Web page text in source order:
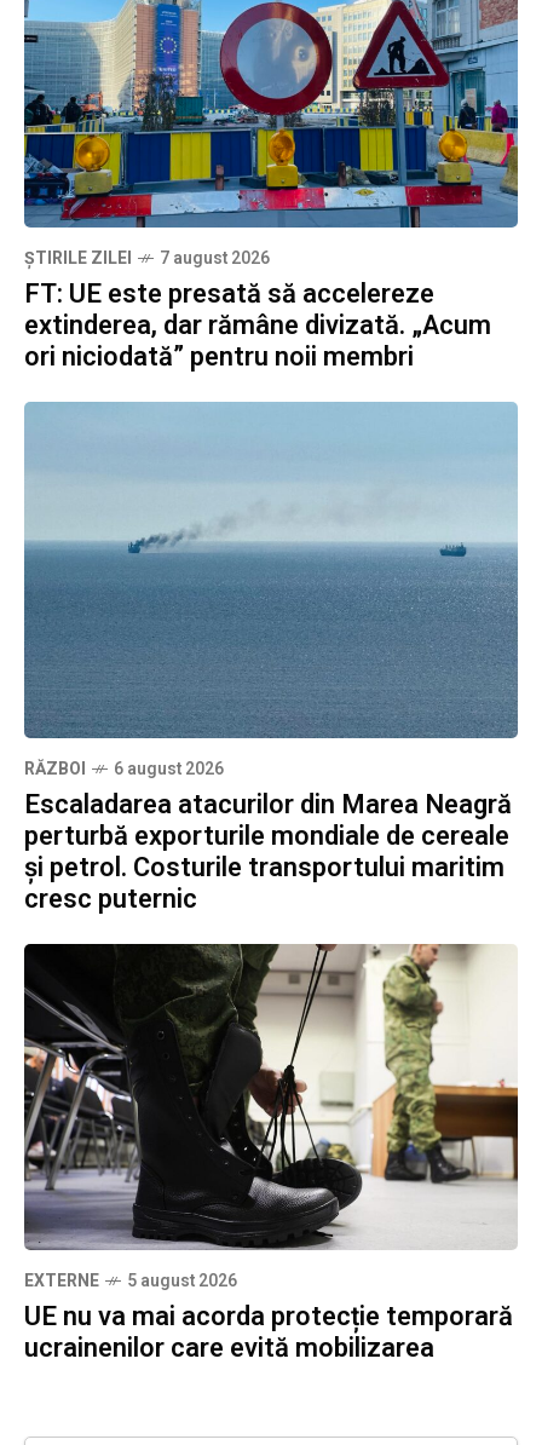
ȘTIRILE ZILEI 7 august 2026
FT: UE este presată să accelereze
extinderea, dar rămâne divizată. „Acum
ori niciodată” pentru noii membri
RĂZBOI 6 august 2026
Escaladarea atacurilor din Marea Neagră
perturbă exporturile mondiale de cereale
și petrol. Costurile transportului maritim
cresc puternic
EXTERNE 5 august 2026
UE nu va mai acorda protecție temporară
ucrainenilor care evită mobilizarea